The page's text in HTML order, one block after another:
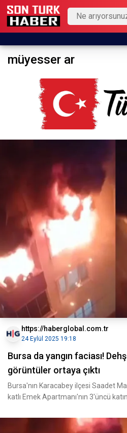
müyesser ar
https://haberglobal.com.tr
24 Eylül 2025 19:18
Bursa da yangın faciası!
görüntüler ortaya çıktı
Bursa'nın Karacabey ilçesi Saadet
katlı Emek Apartmanı'nın 3'üncü